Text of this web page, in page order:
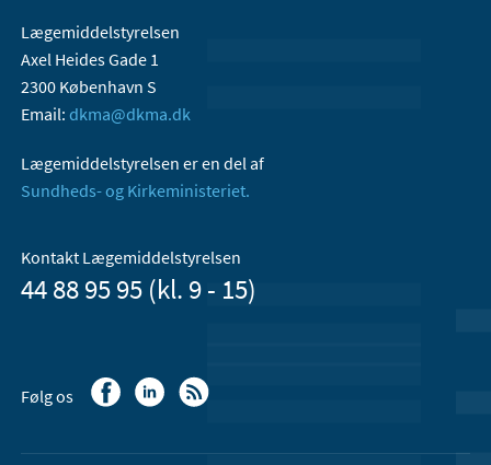
Lægemiddelstyrelsen
Axel Heides Gade 1
2300 København S
Email: dkma@dkma.dk
Lægemiddelstyrelsen er en del af
Sundheds- og Kirkeministeriet.
Kontakt Lægemiddelstyrelsen
44 88 95 95 (kl. 9 - 15)
Følg os